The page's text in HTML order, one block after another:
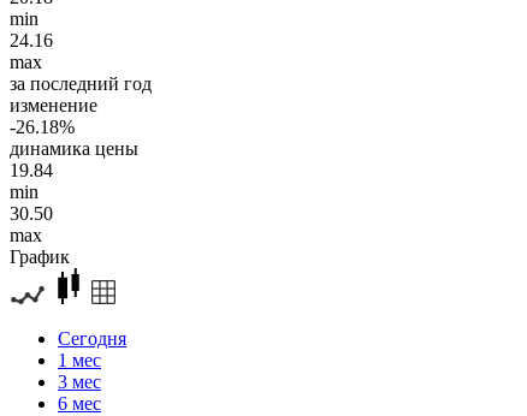
min
24.16
max
за последний год
изменение
-26.18%
динамика цены
19.84
min
30.50
max
График
Сегодня
1 мес
3 мес
6 мес